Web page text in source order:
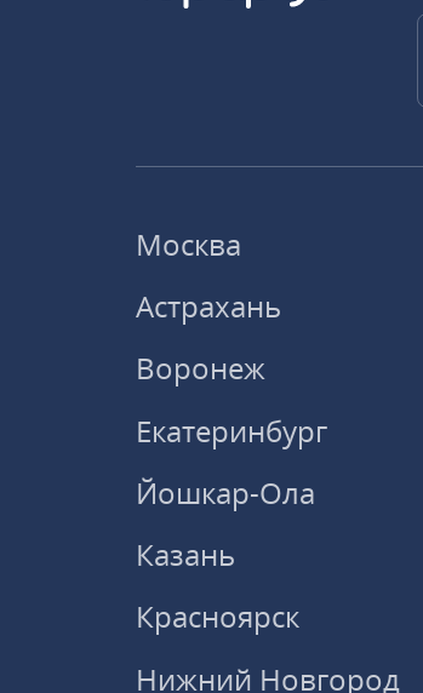
Москва
Астрахань
Воронеж
Екатеринбург
Йошкар-Ола
Казань
Красноярск
Нижний Новгород